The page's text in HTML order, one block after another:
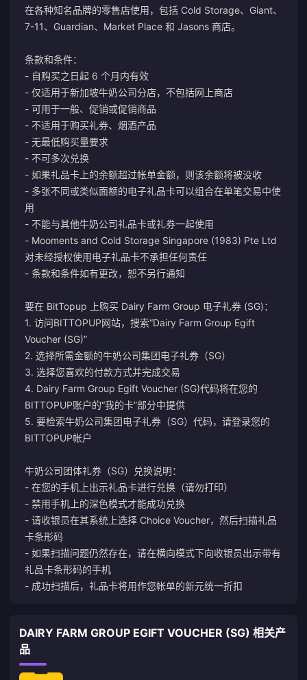
在各种知名品牌的零售店使用，包括 Cold Storage、Giant、
7-11、Guardian、Market Place 和 Jasons 商店。
条款和条件：
- 自购买之日起 6 个月内有效
- 仅适用于新加坡牛奶公司分店，不包括网上商店
- 可用于一般、促销或促销商品
- 不适用于购买礼券、烟酒产品
- 无最低购买量要求
- 不可多次兑换
- 如果礼品卡上的余额超过帐单金额，则该余额将被没收
- 多张不同或类似面额的电子礼品卡可以组合在单笔交易中使
用
- 不能与其他牛奶公司礼品卡或礼券一起使用
- Mooments and Cold Storage Singapore (1983) Pte Ltd
对未经授权使用电子礼品卡不承担任何责任
- 条款和条件如有更改，恕不另行通知
要在 BitTopup 上购买 Dairy Farm Group 电子礼券 (SG)：
1. 访问BITTOPUP网站，搜索“Dairy Farm Group Egift
Voucher (SG)”
2. 选择所需金额的牛奶公司集团电子礼券（SG）
3. 选择您喜欢的付款方式并完成交易
4. Dairy Farm Group Egift Voucher (SG)代码将在您的
BITTOPUP账户的“我的卡”部分中提供
5. 要检索牛奶公司集团电子礼券（SG）代码，请登录您的
BITTOPUP帐户
牛奶公司团体礼券（SG）兑换说明：
- 在您的手机上出示礼品卡进行兑换（请勿打印）
- 禁用手机上的深色模式才能成功兑换
- 请收银员在其系统上选择 Choice Voucher，然后扫描礼品
卡条形码
- 如果扫描问题仍然存在，请在横向模式下向收银员出示带有
礼品卡条形码的手机
- 成功扫描后，礼品卡将用作您帐单的新元统一折扣
DAIRY FARM GROUP EGIFT VOUCHER (SG) 相关产
品